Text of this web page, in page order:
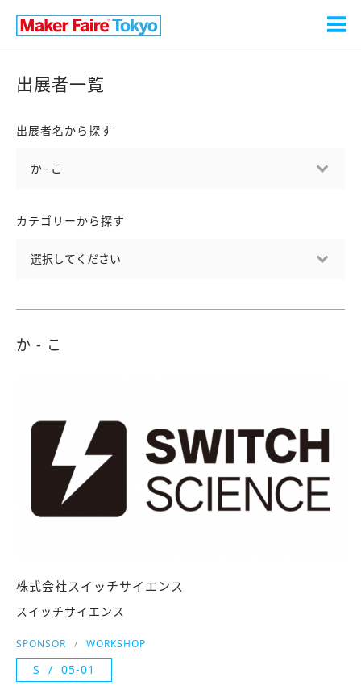
出展者一覧
出展者名から探す
カテゴリーから探す
か - こ
株式会社スイッチサイエンス
スイッチサイエンス
SPONSOR WORKSHOP
S 05-01